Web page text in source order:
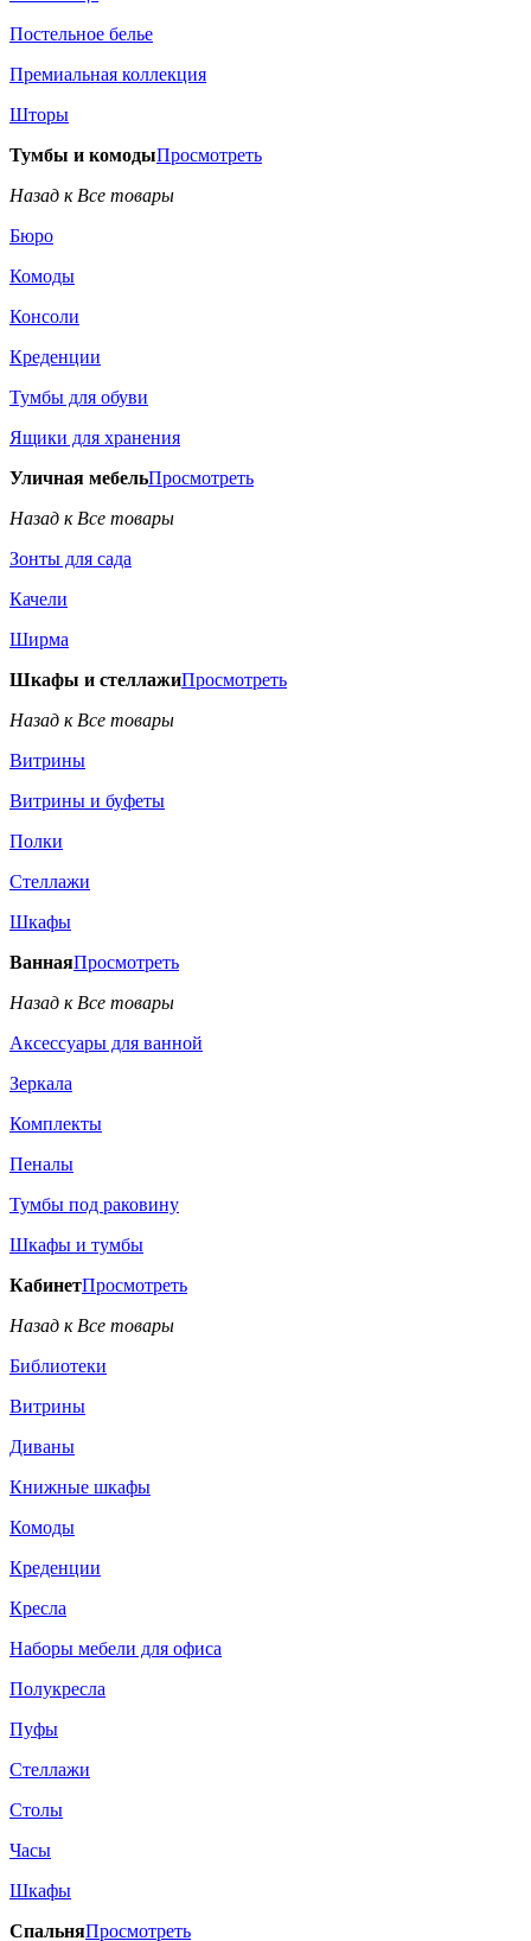
Постельное белье
Премиальная коллекция
Шторы
Тумбы и комодыПросмотреть
Назад к Все товары
Бюро
Комоды
Консоли
Креденции
Тумбы для обуви
Ящики для хранения
Уличная мебельПросмотреть
Назад к Все товары
Зонты для сада
Качели
Ширма
Шкафы и стеллажиПросмотреть
Назад к Все товары
Витрины
Витрины и буфеты
Полки
Стеллажи
Шкафы
ВаннаяПросмотреть
Назад к Все товары
Аксессуары для ванной
Зеркала
Комплекты
Пеналы
Тумбы под раковину
Шкафы и тумбы
КабинетПросмотреть
Назад к Все товары
Библиотеки
Витрины
Диваны
Книжные шкафы
Комоды
Креденции
Кресла
Наборы мебели для офиса
Полукресла
Пуфы
Стеллажи
Столы
Часы
Шкафы
СпальняПросмотреть